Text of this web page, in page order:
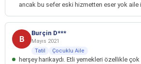
ancak bu sefer eski hizmetten eser yok aile
B
Burçin D***
Mayıs 2021
Tatil
Çocuklu Aile
herşey harikaydı. Etli yemekleri özellikle